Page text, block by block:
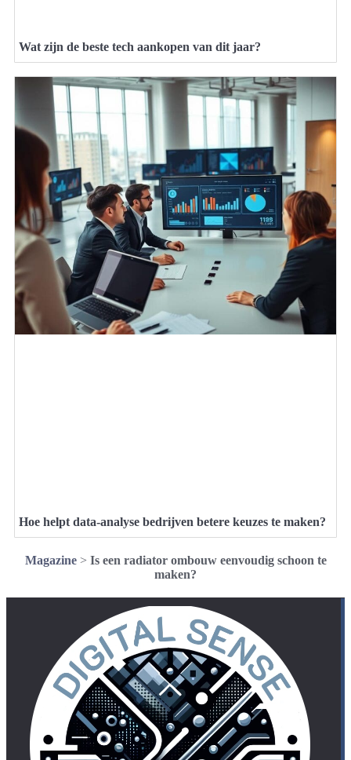
Wat zijn de beste tech aankopen van dit jaar?
Hoe helpt data-analyse bedrijven betere keuzes te maken?
Magazine> Is een radiator ombouw eenvoudig schoon te
maken?